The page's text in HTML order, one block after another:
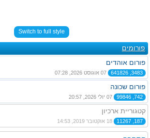
Switch to full style
פורומים
פורום אוהדים
3483, 641826
פורום שכונה
742, 99846
קטגוריית ארכיון
187, 11267